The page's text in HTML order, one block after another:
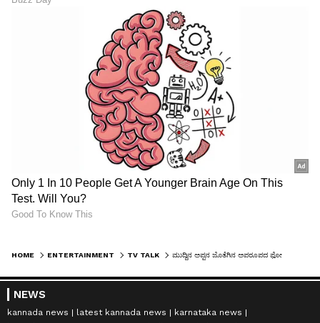
HOME ENTERTAINMENT TV TALK
NEWS
kannada news latest kannada news
karnataka news